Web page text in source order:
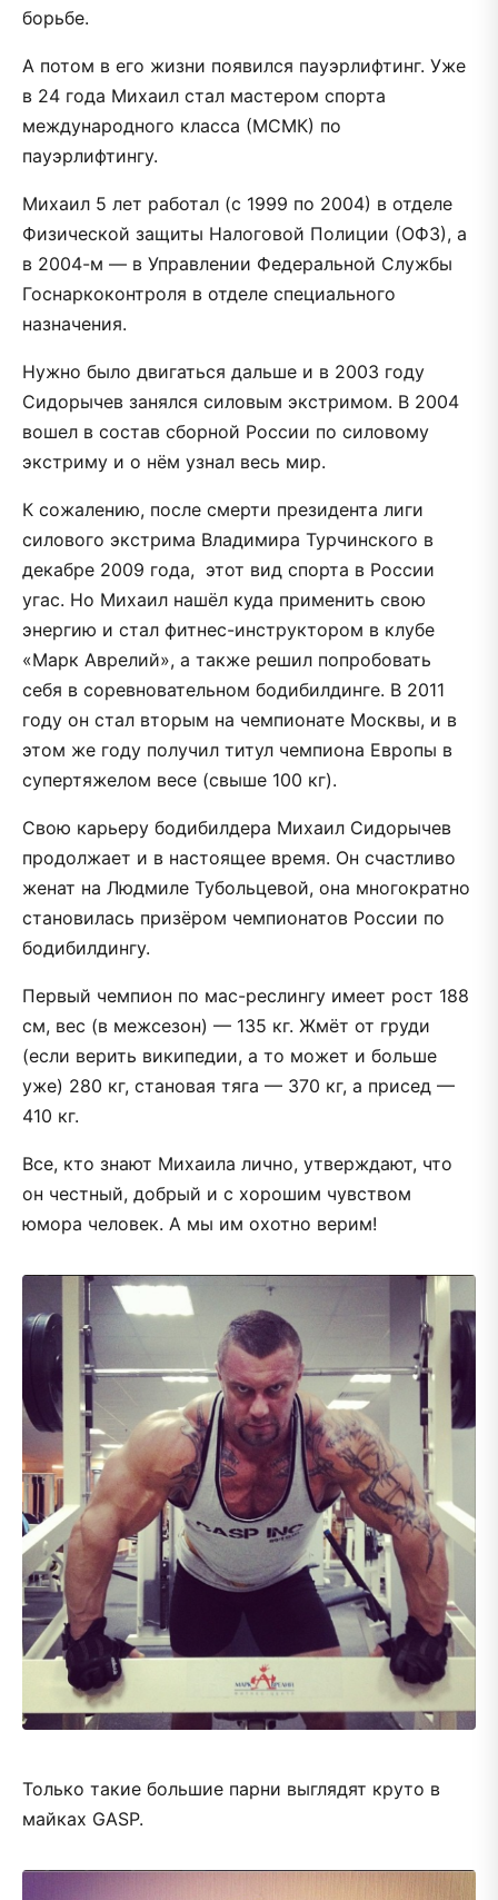
борьбе.
А потом в его жизни появился пауэрлифтинг. Уже
в 24 года Михаил стал мастером спорта
международного класса (МСМК) по
пауэрлифтингу.
Михаил 5 лет работал (с 1999 по 2004) в отделе
Физической защиты Налоговой Полиции (ОФЗ), а
в 2004-м — в Управлении Федеральной Службы
Госнаркоконтроля в отделе специального
назначения.
Нужно было двигаться дальше и в 2003 году
Сидорычев занялся силовым экстримом. В 2004
вошел в состав сборной России по силовому
экстриму и о нём узнал весь мир.
К сожалению, после смерти президента лиги
силового экстрима Владимира Турчинского в
декабре 2009 года, этот вид спорта в России
угас. Но Михаил нашёл куда применить свою
энергию и стал фитнес-инструктором в клубе
«Марк Аврелий», а также решил попробовать
себя в соревновательном бодибилдинге. В 2011
году он стал вторым на чемпионате Москвы, и в
этом же году получил титул чемпиона Европы в
супертяжелом весе (свыше 100 кг).
Свою карьеру бодибилдера Михаил Сидорычев
продолжает и в настоящее время. Он счастливо
женат на Людмиле Тубольцевой, она многократно
становилась призёром чемпионатов России по
бодибилдингу.
Первый чемпион по мас-реслингу имеет рост 188
см, вес (в межсезон) — 135 кг. Жмёт от груди
(если верить википедии, а то может и больше
уже) 280 кг, становая тяга — 370 кг, а присед —
410 кг.
Все, кто знают Михаила лично, утверждают, что
он честный, добрый и с хорошим чувством
юмора человек. А мы им охотно верим!
Только такие большие парни выглядят круто в
майках GASP.